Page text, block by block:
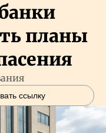
планы
ссылку